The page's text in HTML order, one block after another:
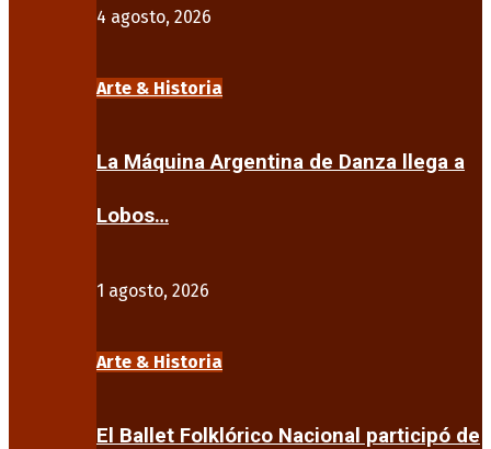
4 agosto, 2026
Arte & Historia
La Máquina Argentina de Danza llega a
Lobos…
1 agosto, 2026
Arte & Historia
El Ballet Folklórico Nacional participó de